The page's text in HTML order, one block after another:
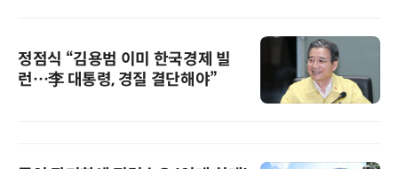
정점식 “김용범 이미 한국경제 빌
런…李 대통령, 경질 결단해야”